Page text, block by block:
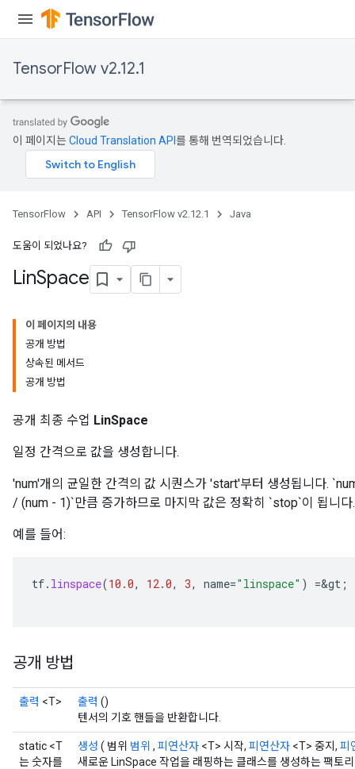
TensorFlow v2.12.1
이 페이지는Cloud Translation API 를 통해 번역되었습니다.
TensorFlow API TensorFlow v2.12.1 Java
도움이 되었나요?
LinSpace
이 페이지의 내용
공개 방법
상속된 메서드
공개 방법
공개 최종 수업 LinSpace
일정 간격으로 값을 생성합니다.
'num'개의 균일한 간격의 값 시퀀스가 ​​'start'부터 생성됩니다.
/ (num - 1)`만큼 증가하므로 마지막 값은 정확히 `stop`이 됩니다.
예를 들어:
tf. linspace(10.0, 12.0, 3, name="linspace" ) =&gt ;
공개 방법
출력 <T> 출력 ()
텐서의 기호 핸들을 반환합니다.
static <T
는 숫자를
생성 ( 범위 범위 , 피연산자 <T> 시작, 피연산자 <T> 중지, 피
새로운 LinSpace 작업을 래핑하는 클래스를 생성하는 팩토